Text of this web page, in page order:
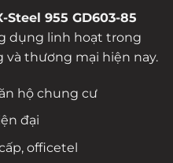
Steel 955 GD603-85
dụng linh hoạt trong
thương mại hiện nay.
hộ chung cư
đại
officetel